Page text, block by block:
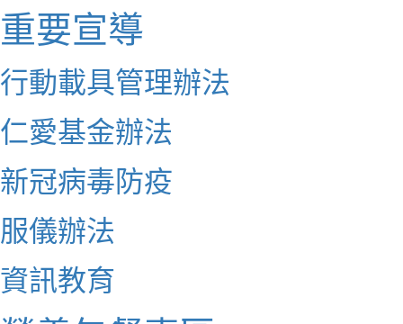
重要宣導
行動載具管理辦法
仁愛基金辦法
新冠病毒防疫
服儀辦法
資訊教育